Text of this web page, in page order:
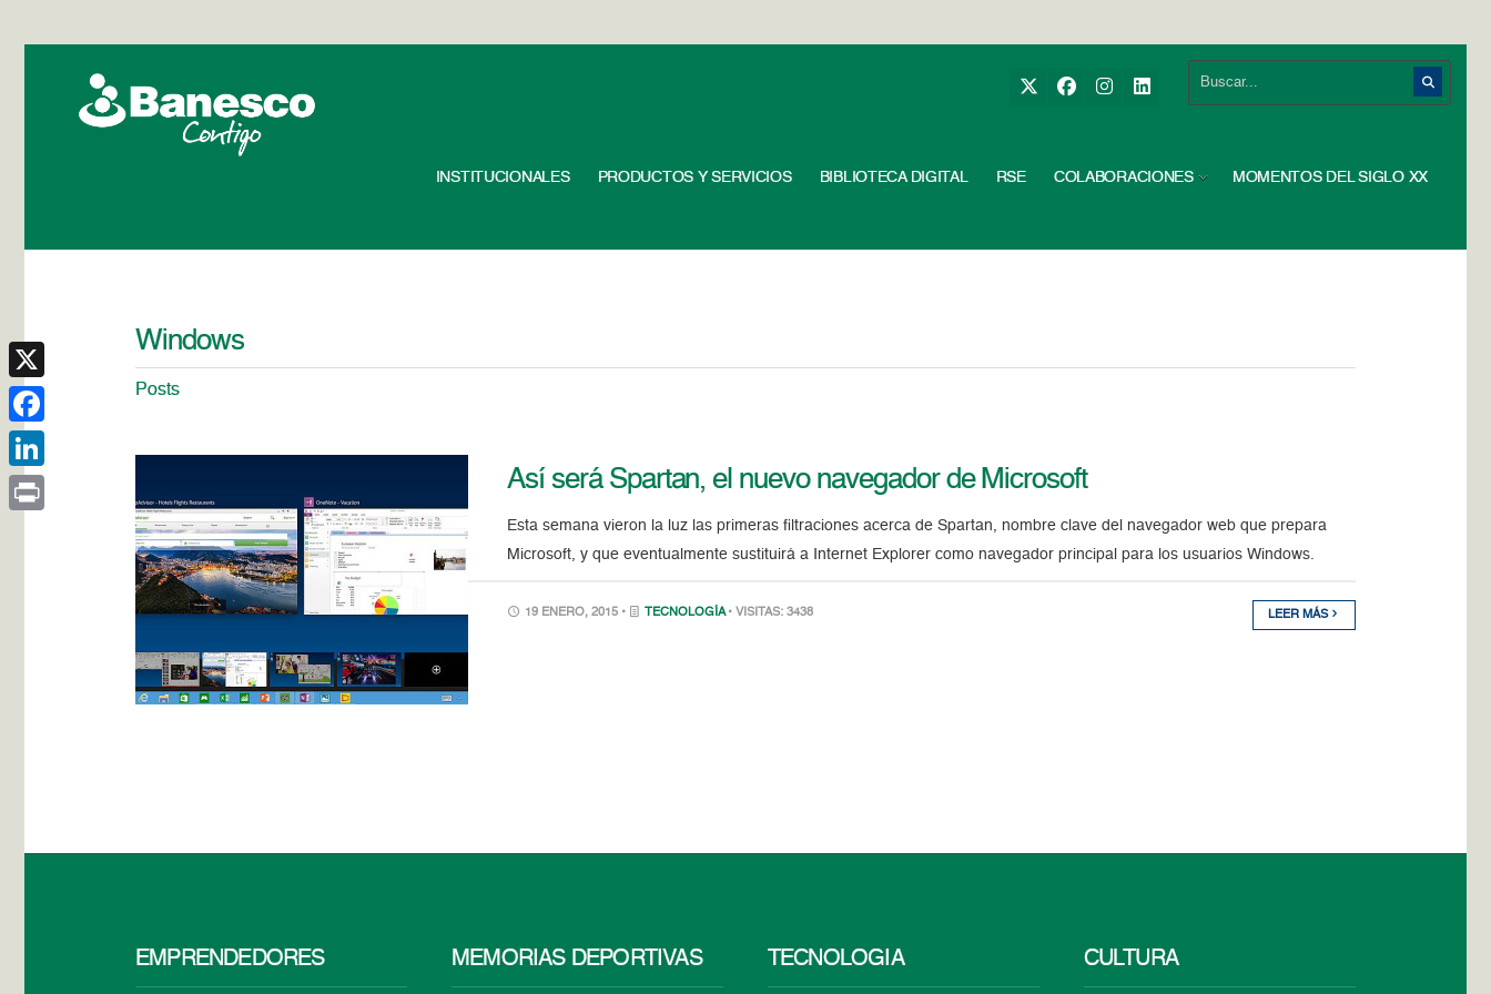
INSTITUCIONALES PRODUCTOS Y SERVICIOS BIBLIOTECA DIGITAL RSE COLABORACIONES MOMENTOS DEL SIGLO XX
Windows
Posts
Así será Spartan, el nuevo navegador de Microsoft
Esta semana vieron la luz las primeras filtraciones acerca de Spartan, nombre clave del navegador web que prepara
Microsoft, y que eventualmente sustituirá a Internet Explorer como navegador principal para los usuarios Windows.
19 ENERO, 2015 • TECNOLOGÍA • VISITAS: 3438 LEER MÁS
EMPRENDEDORES MEMORIAS DEPORTIVAS TECNOLOGÍA CULTURA
X
Facebook
LinkedIn